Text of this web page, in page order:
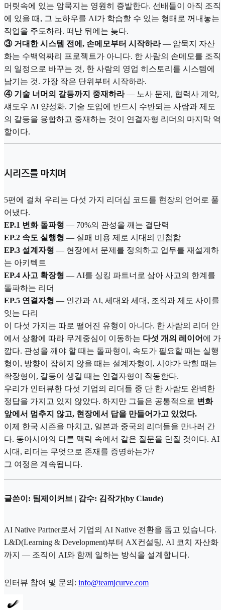
머릿속에 있는 암묵지는 영원히 증발한다. 선배들이 아직 조직
에 있을 때, 그 노하우를 AI가 학습할 수 있는 형태로 꺼내놓는
작업을 주도하라. 떠난 뒤에는 늦다.
③ 거대한 시스템 전에, 손메모부터 시작하라— 암묵지 자산
화는 수백억짜리 프로젝트가 아니다. 한 사람의 손메모를 조직
의 일정으로 바꾸는 것, 한 사람의 영업 히스토리를 시스템에
남기는 것. 가장 작은 단위부터 시작하라.
④ 기술 너머의 갈등까지 중재하라— 노사 문제, 협력사 계약,
섀도우 AI 양성화. 기술 도입에 반드시 수반되는 사람과 제도
의 갈등을 융합하고 중재하는 것이 연결자형 리더의 마지막 역
할이다.
시리즈를 마치며
5편에 걸쳐 우리는 다섯 가지 리더십 코드를 현장의 언어로 풀
어냈다.
EP.1 변화 돌파형 — 70%의 관성을 깨는 결단력
EP.2 속도 실행형 — 실패 비용 제로 시대의 민첩함
EP.3 설계자형 — 현장에서 문제를 정의하고 업무를 재설계하
는 아키텍트
EP.4 사고 확장형 — AI를 싱킹 파트너로 삼아 사고의 한계를
돌파하는 리더
EP.5 연결자형 — 인간과 AI, 세대와 세대, 조직과 제도 사이를
잇는 다리
이 다섯 가지는 따로 떨어진 유형이 아니다. 한 사람의 리더 안
에서 상황에 따라 무게중심이 이동하는 다섯 개의 레이어 에 가
깝다. 관성을 깨야 할 때는 돌파형이, 속도가 필요할 때는 실행
형이, 방향이 잡히지 않을 때는 설계자형이, 시야가 막힐 때는
확장형이, 갈등이 생길 때는 연결자형이 작동한다.
우리가 인터뷰한 다섯 기업의 리더들 중 단 한 사람도 완벽한
정답을 가지고 있지 않았다. 하지만 그들은 공통적으로 변화
앞에서 멈추지 않고, 현장에서 답을 만들어가고 있었다.
이제 한국 시즌을 마치고, 일본과 중국의 리더들을 만나러 간
다. 동아시아의 다른 맥락 속에서 같은 질문을 던질 것이다. AI
시대, 리더는 무엇으로 존재를 증명하는가?
그 여정은 계속됩니다.
글쓴이: 팀제이커브 | 감수: 김작가(by Claude)
AI Native Partner로서 기업의 AI Native 전환을 돕고 있습니다.
L&D(Learning & Development)부터 AX컨설팅, AI 코치 자산화
까지 — 조직이 AI와 함께 일하는 방식을 설계합니다.
인터뷰 참여 및 문의: info@teamjcurve.com